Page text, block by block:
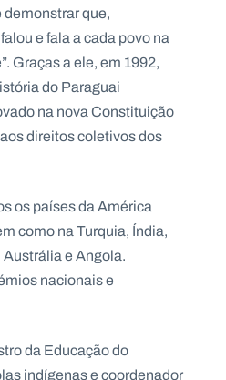
que,
e fala a cada povo na
Graças a ele, em 1992,
do Paraguai
na nova Constituição
direitos coletivos dos
os países da América
como na Turquia, Índia,
e Angola.
nacionais e
da Educação do
indígenas e coordenador